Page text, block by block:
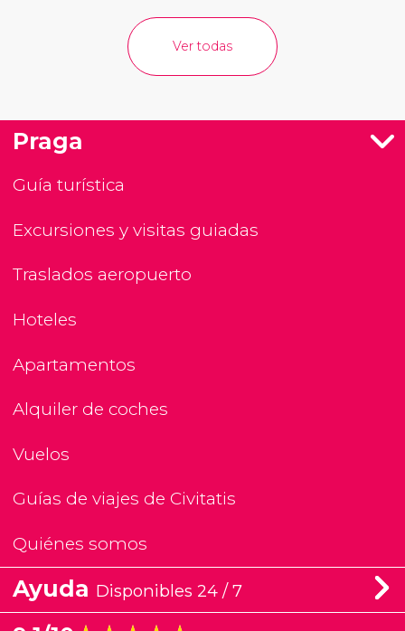
Ver todas
Praga
Guía turística
Excursiones y visitas guiadas
Traslados aeropuerto
Hoteles
Apartamentos
Alquiler de coches
Vuelos
Guías de viajes de Civitatis
Quiénes somos
Ayuda Disponibles 24 / 7